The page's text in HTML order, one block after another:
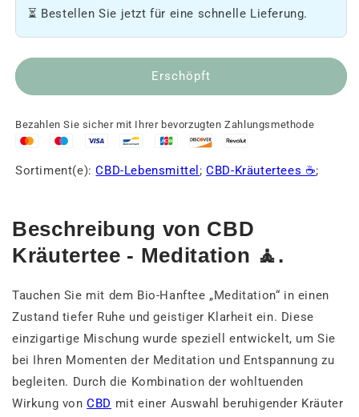
-
Meditation
Infusion
-
⏳ Bestellen Sie jetzt für eine schnelle Lieferung.
Erschöpft
Bezahlen Sie sicher mit Ihrer bevorzugten Zahlungsmethode
Sortiment(e):CBD-Lebensmittel ;CBD-Kräutertees ☕;
Beschreibung von CBD
Kräutertee - Meditation 🧘.
Tauchen Sie mit dem Bio-Hanftee „Meditation“ in einen
Zustand tiefer Ruhe und geistiger Klarheit ein. Diese
einzigartige Mischung wurde speziell entwickelt, um Sie
bei Ihren Momenten der Meditation und Entspannung zu
begleiten. Durch die Kombination der wohltuenden
Wirkung vonCBD mit einer Auswahl beruhigender Kräuter